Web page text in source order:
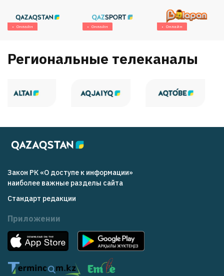
Региональные телеканалы
Закон РК «О доступе к информации»
наиболее важные разделы сайта
Стандарт редакции
Приложении